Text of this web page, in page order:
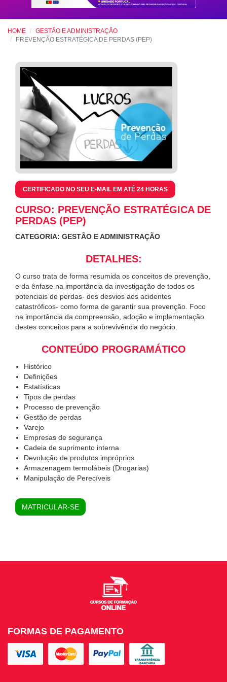
HOME
GESTÃO E ADMINISTRAÇÃO
PREVENÇÃO ESTRATÉGICA DE PERDAS (PEP)
CERTIFICADO NO SEU E-MAIL EM ATÉ 24 HORAS
CURSO: PREVENÇÃO ESTRATÉGICA DE
PERDAS (PEP)
CATEGORIA: GESTÃO E ADMINISTRAÇÃO
DETALHES:
O curso trata de forma resumida os conceitos de prevenção,
e da ênfase na importância da investigação de todos os
potenciais de perdas- dos desvios aos acidentes
catastróficos- como forma de garantir sua prevenção. Foco
na importância da compreensão, adoção e implementação
destes conceitos para a sobrevivência do negócio.
CONTEÚDO PROGRAMÁTICO
Histórico
Definições
Estatísticas
Tipos de perdas
Processo de prevenção
Gestão de perdas
Varejo
Empresas de segurança
Cadeia de suprimento interna
Devolução de produtos impróprios
Armazenagem termolábeis (Drogarias)
Manipulação de Perecíveis
MATRICULAR-SE
FORMAS DE PAGAMENTO